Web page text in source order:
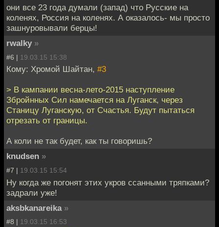
они все 23 года думали (запад) что Русские на
коленях, Россия на коленях. А оказалось- мы просто
зашнуровывали берцы!
rwalky »
#6 | 19.03.15 15:38
Кому: Хромой Шайтан, #3
> В кампании весна-лето-2015 наступление
Збройнных Сил намечается на Луганск, через
Станицу Луганскую, от Счастья. Будут пытаться
отрезать от границы.
А коли не так будет, как ты говоришь?
knudsen »
#7 | 19.03.15 15:54
Ну когда же погонят этих укров ссанными тряпками?
задрали уже!
aksbkanareika »
#8 | 19.03.15 16:53